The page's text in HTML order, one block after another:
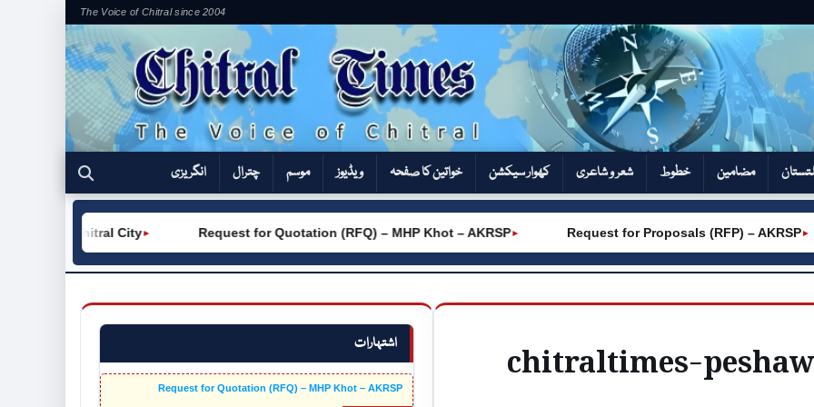
The Voice of Chitral since 2004
مضامین خطوط شعر و شاعری کھوار سیکشن‎ خواتین کا صفحہ ویڈیوز موسم چترال انگریزی
►
Request for Quotation (RFQ) – MHP Khot – AKRSP
►
(W) Chitral City ►
Request for Proposals (RFP) – AKRSP
اشتہارات
Request for Quotation (RFQ) – MHP Khot – AKRSP chitraltimes-